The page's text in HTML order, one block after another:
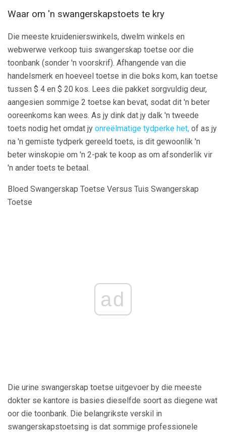
Waar om 'n swangerskapstoets te kry
Die meeste kruidenierswinkels, dwelm winkels en
webwerwe verkoop tuis swangerskap toetse oor die
toonbank (sonder 'n voorskrif). Afhangende van die
handelsmerk en hoeveel toetse in die boks kom, kan toetse
tussen $ 4 en $ 20 kos. Lees die pakket sorgvuldig deur,
aangesien sommige 2 toetse kan bevat, sodat dit 'n beter
ooreenkoms kan wees. As jy dink dat jy dalk 'n tweede
toets nodig het omdat jy onreëlmatige tydperke het, of as jy
na 'n gemiste tydperk gereeld toets, is dit gewoonlik 'n
beter winskopie om 'n 2-pak te koop as om afsonderlik vir
'n ander toets te betaal.
Bloed Swangerskap Toetse Versus Tuis Swangerskap
Toetse
ad
Die urine swangerskap toetse uitgevoer by die meeste
dokter se kantore is basies dieselfde soort as diegene wat
oor die toonbank. Die belangrikste verskil in
swangerskapstoetsing is dat sommige professionele